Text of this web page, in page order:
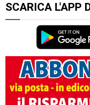
SCARICA L'APP